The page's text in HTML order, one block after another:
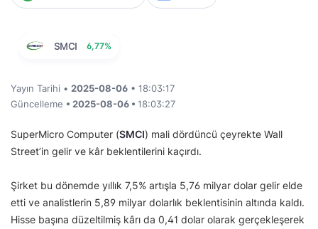
SMCI 6,77%
Yayın Tarihi • 2025-08-06 • 18:03:17
Güncelleme • 2025-08-06 • 18:03:27
SuperMicro Computer (SMCI) mali dördüncü çeyrekte Wall
Street’in gelir ve kâr beklentilerini kaçırdı.
Şirket bu dönemde yıllık 7,5% artışla 5,76 milyar dolar gelir elde
etti ve analistlerin 5,89 milyar dolarlık beklentisinin altında kaldı.
Hisse başına düzeltilmiş kârı da 0,41 dolar olarak gerçekleşerek